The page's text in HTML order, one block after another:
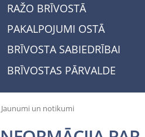
RAŽO BRĪVOSTĀ
PAKALPOJUMI OSTĀ
BRĪVOSTA SABIEDRĪBAI
BRĪVOSTAS PĀRVALDE
Jaunumi un notikumi